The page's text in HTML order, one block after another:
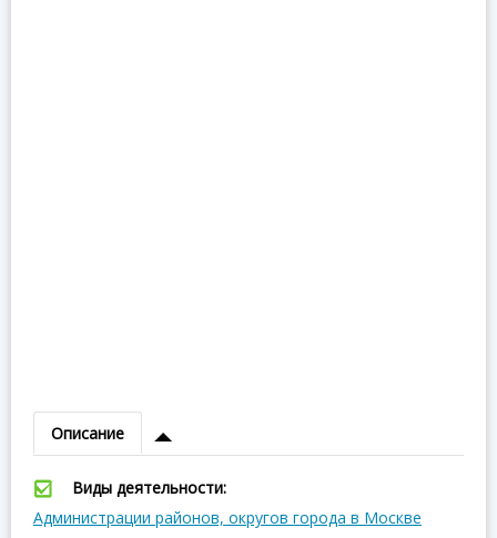
Описание
Виды деятельности:
Администрации районов, округов города в Москве